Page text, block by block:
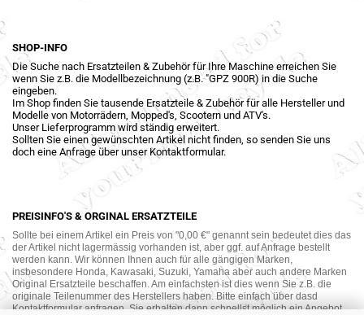
SHOP-INFO
Die Suche nach Ersatzteilen & Zubehör für Ihre Maschine erreichen Sie
wenn Sie z.B. die Modellbezeichnung (z.B. "GPZ 900R) in die Suche
eingeben.
Im Shop finden Sie tausende Ersatzteile & Zubehör für alle Hersteller und
Modelle von Motorrädern, Mopped's, Scootern und ATV's.
Unser Lieferprogramm wird ständig erweitert.
Sollten Sie einen gewünschten Artikel nicht finden, so senden Sie uns
doch eine Anfrage über unser Kontaktformular.
PREISINFO'S & ORGINAL ERSATZTEILE
Sollte bei einem Artikel ein Preis von "0,00 €" genannt sein bedeutet dies das
der Artikel nicht lagermässig vorhanden ist, aber ggf. auf Anfrage bestellt
werden kann. Wir können Ihnen auch für alle gängigen Marken,
insbesondere Honda, Kawasaki, Suzuki, Yamaha aber auch andere Marken
Original Ersatzteile beschaffen. Am einfachsten ist dies wenn Sie z.B. die
originale Teilenummer des Herstellers haben. Bitte einfach über dasd
Kontaktformular anfragen. Sie erhalten dann schnellst möglich ein Angebot